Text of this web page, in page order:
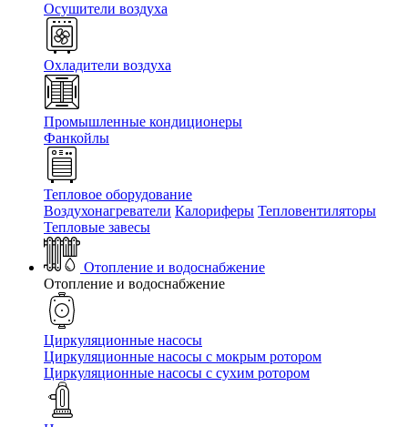
Осушители воздуха
Охладители воздуха
Промышленные кондиционеры
Фанкойлы
Тепловое оборудование
Воздухонагреватели Калориферы Тепловентиляторы
Тепловые завесы
Отопление и водоснабжение
Отопление и водоснабжение
Циркуляционные насосы
Циркуляционные насосы с мокрым ротором
Циркуляционные насосы с сухим ротором